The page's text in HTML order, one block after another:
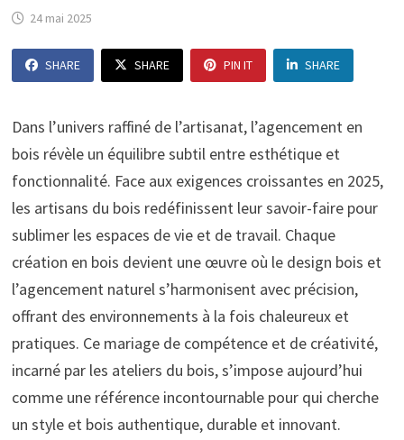
24 mai 2025
SHARE SHARE PIN IT SHARE
Dans l’univers raffiné de l’artisanat, l’agencement en
bois révèle un équilibre subtil entre esthétique et
fonctionnalité. Face aux exigences croissantes en 2025,
les artisans du bois redéfinissent leur savoir-faire pour
sublimer les espaces de vie et de travail. Chaque
création en bois devient une œuvre où le design bois et
l’agencement naturel s’harmonisent avec précision,
offrant des environnements à la fois chaleureux et
pratiques. Ce mariage de compétence et de créativité,
incarné par les ateliers du bois, s’impose aujourd’hui
comme une référence incontournable pour qui cherche
un style et bois authentique, durable et innovant.